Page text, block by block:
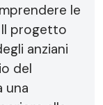
le
Il progetto
anziani
del
una